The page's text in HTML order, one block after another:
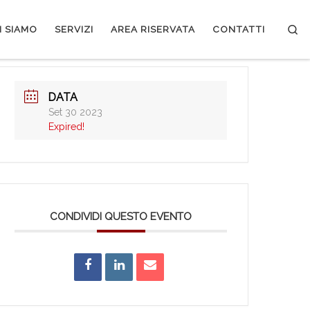
SIAMO SERVIZI AREA RISERVATA CONTATTI
DATA
Set 30 2023
Expired!
CONDIVIDI QUESTO EVENTO